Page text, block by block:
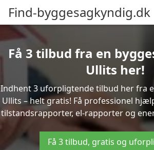
Find-byggesagkyndig.dk
Få 3 tilbud fra en
Ullits her!
Indhent 3 uforpligtende tilbud her fra
Ullits – helt gratis! Få professionel
tilstandsrapporter, el-rapporter og
Få 3 tilbud, gratis og